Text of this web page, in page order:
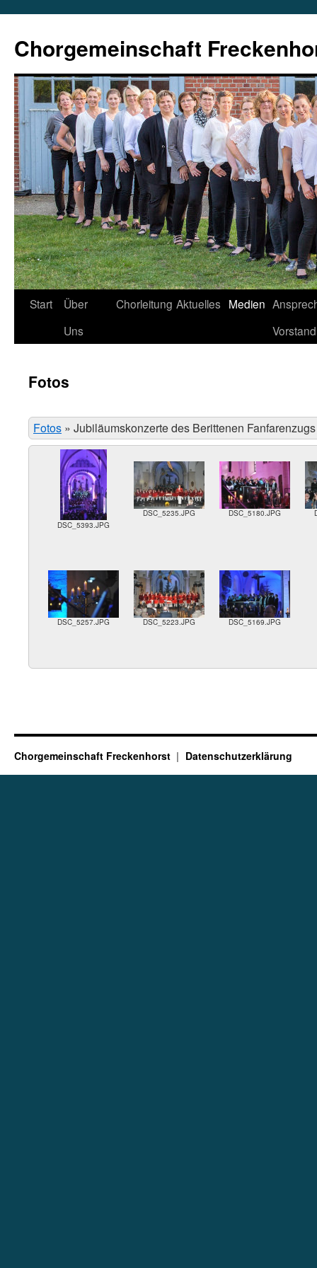
springen
Chorgemeinschaft
Start
Über
Uns
Chorleitung Aktuelles Medien
Vorstand
Fotos
Fotos » Jubiläumskonzerte des Berittenen Fanfarenzugs
DSC_5393.JPG
DSC_5235.JPG DSC_5180.JPG
DSC_5257.JPG DSC_5223.JPG DSC_5169.JPG
Chorgemeinschaft Freckenhorst Datenschutzerklärung